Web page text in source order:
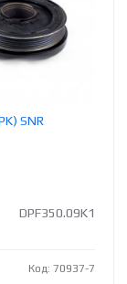
SNR
DPF350.09K1
Код: 70937-7